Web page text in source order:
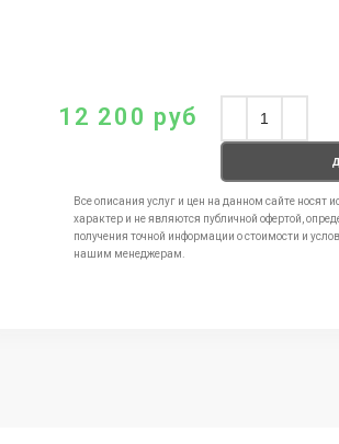
12 200 руб
Все описания услуг и цен на данном сайте
характер и не являются публичной офертой,
получения точной информации о стоимости и
нашим менеджерам.